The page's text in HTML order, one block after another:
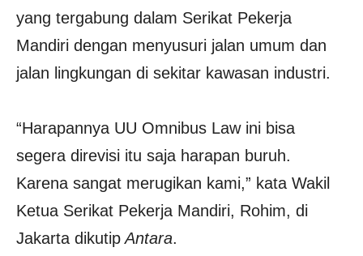
yang tergabung dalam Serikat Pekerja
Mandiri dengan menyusuri jalan umum dan
jalan lingkungan di sekitar kawasan industri.
“Harapannya UU Omnibus Law ini bisa
segera direvisi itu saja harapan buruh.
Karena sangat merugikan kami,” kata Wakil
Ketua Serikat Pekerja Mandiri, Rohim, di
Jakarta dikutipAntara.